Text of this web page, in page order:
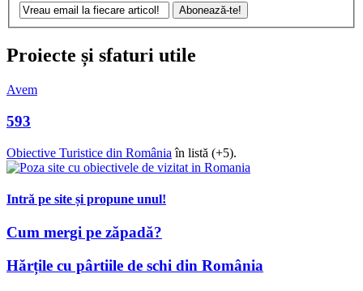
Proiecte și sfaturi utile
Avem
593
Obiective Turistice din România în listă (+5).
Intră pe site și propune unul!
Cum mergi pe zăpadă?
Hărțile cu pârtiile de schi din România